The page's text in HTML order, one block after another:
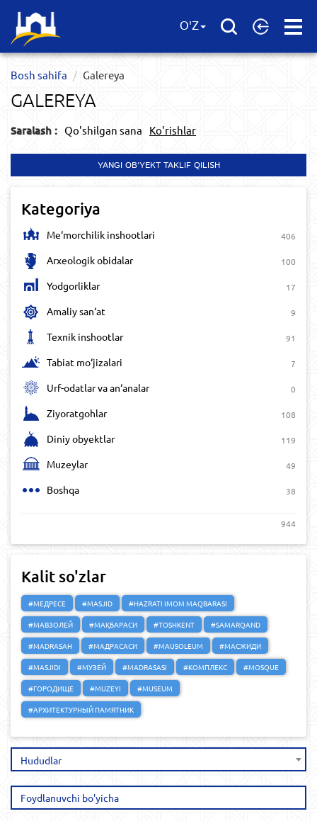
Open
O'Z
Bosh sahifa Galereya
GALEREYA
Saralash : Qo'shilgan sana Ko'rishlar
YANGI OB'YEKT TAKLIF QILISH
Kategoriya
Me‘morchilik inshootlari 406
Arxeologik obidalar 100
Yodgorliklar 17
Amaliy san‘at 9
Texnik inshootlar 91
Tabiat mo‘jizalari 7
Urf-odatlar va an‘analar 0
Ziyoratgohlar 108
Diniy obyektlar 119
Muzeylar 49
Boshqa 38
944
Kalit so'zlar
#МЕДРЕСЕ #MASJID
#HAZRATI IMOM MAQBARASI
#МАВЗОЛЕЙ
#МАҚБАРАСИ #TOSHKENT
#SAMARQAND
#MADRASAH
#МАДРАСАСИ #MAUSOLEUM
#МАСЖИДИ
#MASJIDI
#МУЗЕЙ #MADRASASI #КОМПЛЕКС
#MOSQUE
#ГОРОДИЩЕ
#MUZEYI
#MUSEUM
#АРХИТЕКТУРНЫЙ ПАМЯТНИК
Hududlar